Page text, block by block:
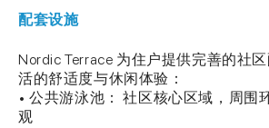
配套设施
Nordic Terrace 为住户提供完善的社
活的舒适度与休闲体验：
• 公共游泳池： 社区核心区域，周围
观